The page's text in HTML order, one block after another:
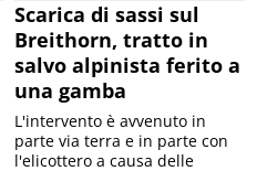
Scarica di sassi sul
Breithorn, tratto in
salvo alpinista ferito a
una gamba
L'intervento è avvenuto in
parte via terra e in parte con
l'elicottero a causa delle